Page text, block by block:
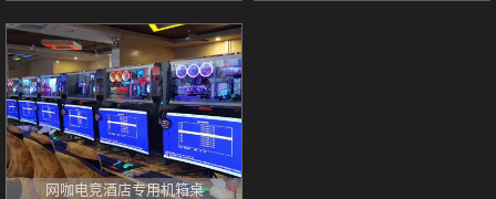
网咖电竞酒店专用机箱桌